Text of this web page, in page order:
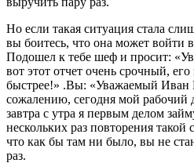
Но если такая ситуация стала
вы боитесь, что она может войти
Подошел к тебе шеф и просит:
вот этот отчет очень срочный,
быстрее!» .Вы: «Уважаемый Иван
сожалению, сегодня мой рабочий
завтра с утра я первым делом
нескольких раз повторения
что как бы там ни было, вы не
раз.